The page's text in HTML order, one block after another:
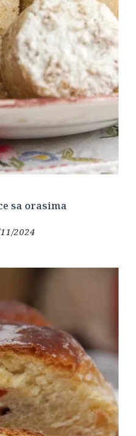
sa orasima
2024